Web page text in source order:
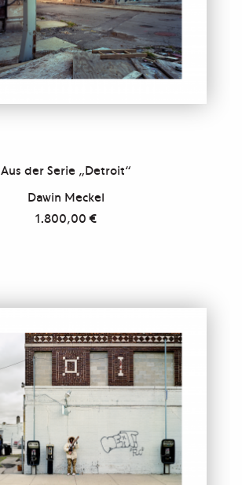
Aus der Serie „Detroit“
Dawin Meckel
1.800,00€